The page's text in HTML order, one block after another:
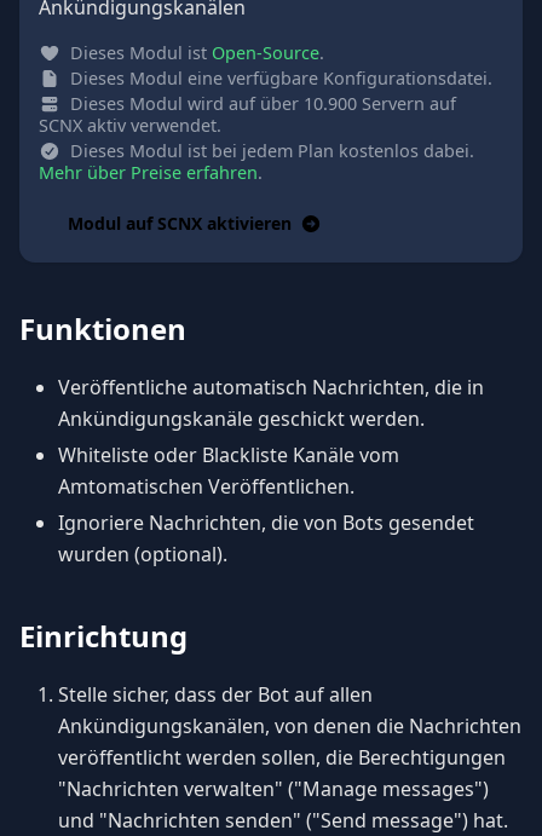
Ankündigungskanälen
Dieses Modul ist Open-Source.
Dieses Modul eine verfügbare Konfigurationsdatei.
Dieses Modul wird auf über 10.900 Servern auf
SCNX aktiv verwendet.
Dieses Modul ist bei jedem Plan kostenlos dabei.
Mehr über Preise erfahren.
Modul auf SCNX aktivieren
Funktionen
Veröffentliche automatisch Nachrichten, die in
Ankündigungskanäle geschickt werden.
Whiteliste oder Blackliste Kanäle vom
Amtomatischen Veröffentlichen.
Ignoriere Nachrichten, die von Bots gesendet
wurden (optional).
Einrichtung
Stelle sicher, dass der Bot auf allen
Ankündigungskanälen, von denen die Nachrichten
veröffentlicht werden sollen, die Berechtigungen
"Nachrichten verwalten" ("Manage messages")
und "Nachrichten senden" ("Send message") hat.